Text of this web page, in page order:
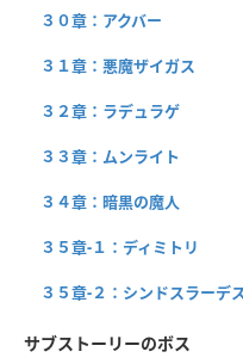
３０章：アクバー
３１章：悪魔ザイガス
３２章：ラデュラゲ
３３章：ムンライト
３４章：暗黒の魔人
３５章-１：ディミトリ
３５章-２：シンドスラーデ
サブストーリーのボス